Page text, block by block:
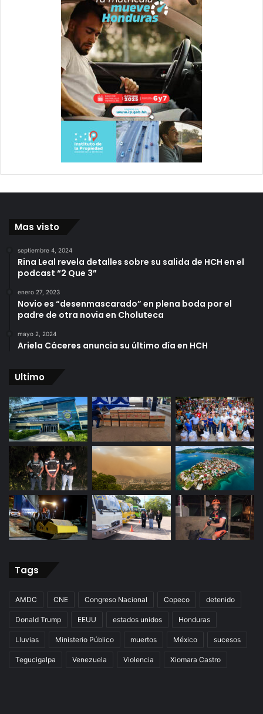
Mas visto
septiembre 4, 2024
Rina Leal revela detalles sobre su salida de HCH en el
podcast “2 Que 3”
enero 27, 2023
Novio es “desenmascarado” en plena boda por el
padre de otra novia en Choluteca
mayo 2, 2024
Ariela Cáceres anuncia su último día en HCH
Ultimo
Tags
AMDC CNE Congreso Nacional Copeco detenido
Donald Trump EEUU estados unidos Honduras
Lluvias Ministerio Público muertos México sucesos
Tegucigalpa Venezuela Violencia Xiomara Castro